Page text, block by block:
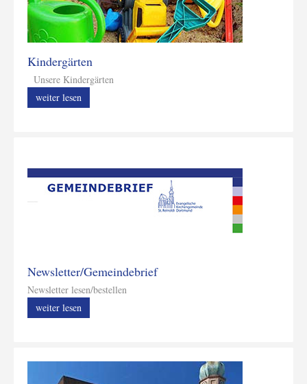
Kindergärten
Unsere Kindergärten
weiter lesen
Newsletter/Gemeindebrief
Newsletter lesen/bestellen
weiter lesen